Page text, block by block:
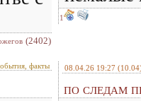
(2402)
1
факты 08.04.26 19:27
ПО СЛЕДАМ